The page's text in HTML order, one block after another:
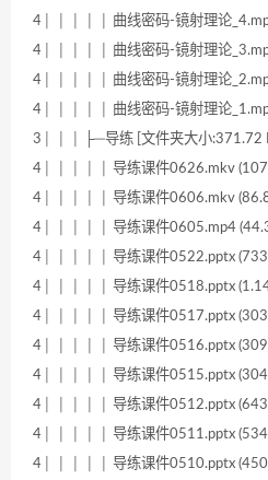
4│ │ │ │ │ 曲线密码-镜射理论
4│ │ │ │ │ 曲线密码-镜射理论
4│ │ │ │ │ 曲线密码-镜射理论
4│ │ │ │ │ 曲线密码-镜射理论
3│ │ │ ├─导练 [文件夹大小:371.72
4│ │ │ │ │ 导练课件0626.mkv
4│ │ │ │ │ 导练课件0606.mkv
4│ │ │ │ │ 导练课件0605.mp4
4│ │ │ │ │ 导练课件0522.pptx
4│ │ │ │ │ 导练课件0518.pptx
4│ │ │ │ │ 导练课件0517.pptx
4│ │ │ │ │ 导练课件0516.pptx
4│ │ │ │ │ 导练课件0515.pptx
4│ │ │ │ │ 导练课件0512.pptx
4│ │ │ │ │ 导练课件0511.pptx
4│ │ │ │ │ 导练课件0510.pptx